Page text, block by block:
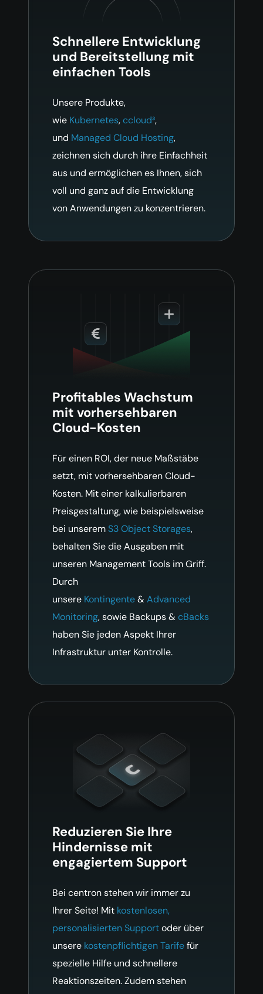
Schnellere Entwicklung
und Bereitstellung mit
einfachen Tools
Unsere Produkte,
wie Kubernetes,ccloud³,
und Managed Cloud Hosting,
zeichnen sich durch ihre Einfachheit
aus und ermöglichen es Ihnen, sich
voll und ganz auf die Entwicklung
von Anwendungen zu konzentrieren.
Profitables Wachstum
mit vorhersehbaren
Cloud-Kosten
Für einen ROI, der neue Maßstäbe
setzt, mit vorhersehbaren Cloud-
Kosten. Mit einer kalkulierbaren
Preisgestaltung, wie beispielsweise
bei unseremS3 Object Storages,
behalten Sie die Ausgaben mit
unseren Management Tools im Griff.
Durch
unsere Kontingente& Advanced
Monitoring, sowie Backups & cBacks
haben Sie jeden Aspekt Ihrer
Infrastruktur unter Kontrolle.
Reduzieren Sie Ihre
Hindernisse mit
engagiertem Support
Bei centron stehen wir immer zu
Ihrer Seite! Mit kostenlosen,
personalisierten Supportoder über
unsere kostenpflichtigen Tarifefür
spezielle Hilfe und schnellere
Reaktionszeiten. Zudem stehen